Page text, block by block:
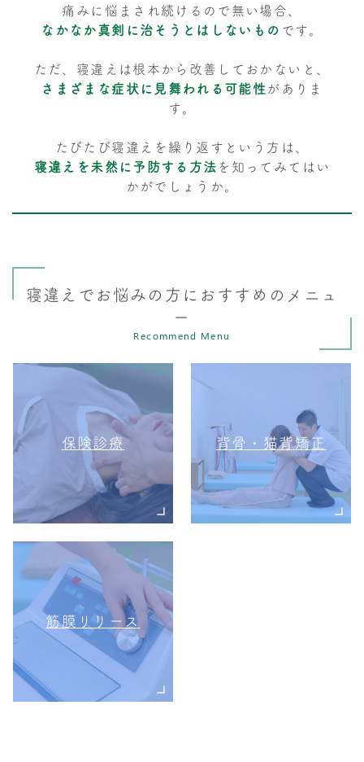
痛みに悩まされ続けるので無い場合、
なかなか真剣に治そうとはしないもの です。
ただ、寝違えは根本から改善しておかないと、
さまざまな症状に見舞われる可能性がありま
す。
たびたび寝違えを繰り返すという方は、
寝違えを未然に予防する方法 を知ってみてはい
かがでしょうか。
寝違えでお悩みの方におすすめのメニュ
ー
Recommend Menu
保険診療 背骨・猫背矯正
筋膜リリース